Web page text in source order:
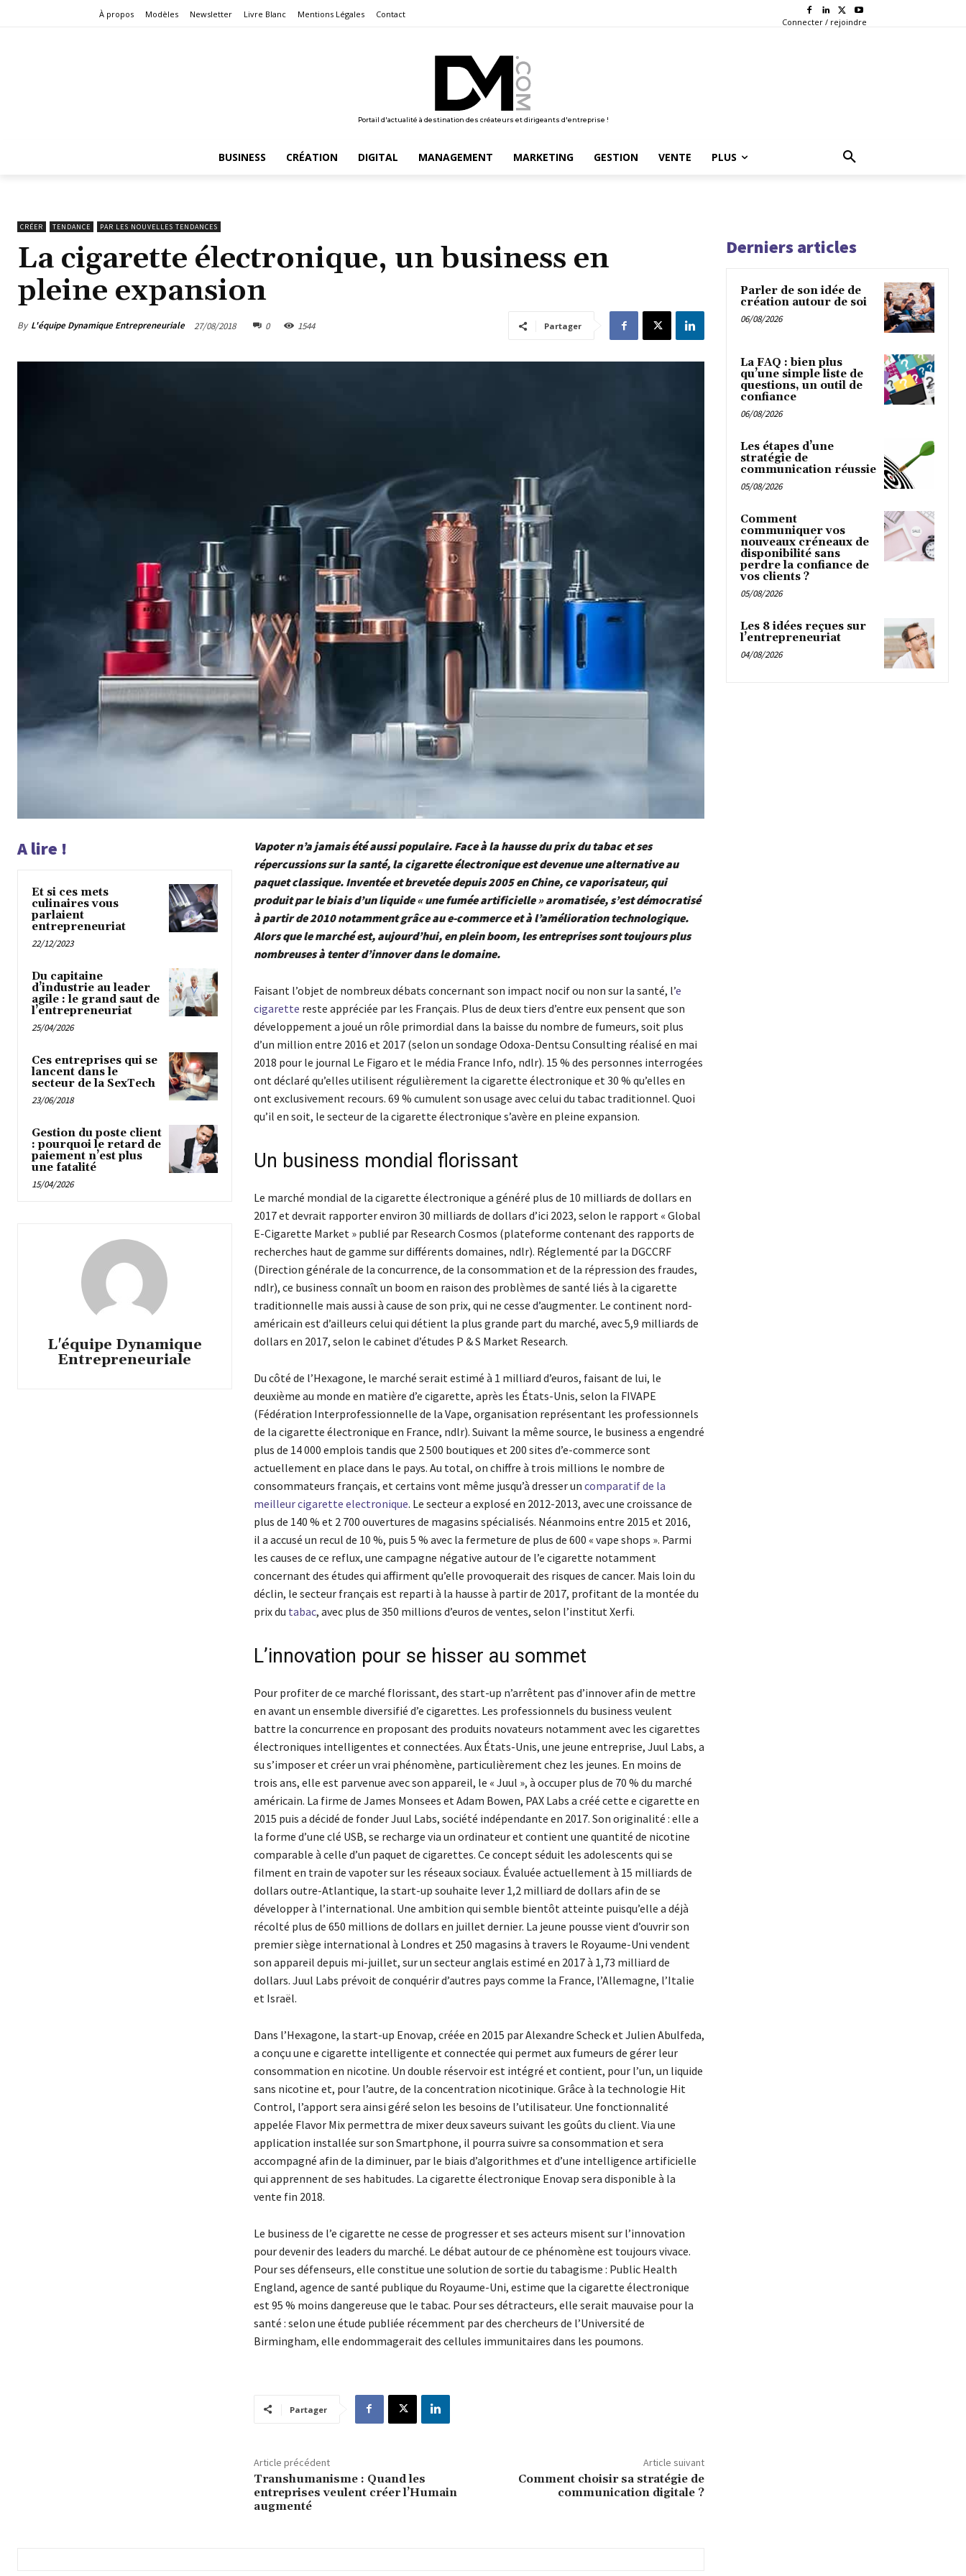
À propos Modèles Newsletter Livre Blanc Mentions Légales Contact
Connecter / rejoindre
Portail d'actualité à destination des créateurs et dirigeants d'entreprise !
BUSINESS CRÉATION DIGITAL MANAGEMENT MARKETING GESTION VENTE PLUS
CRÉER TENDANCE PAR LES NOUVELLES TENDANCES
La cigarette électronique, un business en
pleine expansion
By L'équipe Dynamique Entrepreneuriale 27/08/2018 0 1544 Partager
A lire !
Et si ces mets
culinaires vous
parlaient
entrepreneuriat
22/12/2023
Du capitaine
d’industrie au leader
agile : le grand saut de
l’entrepreneuriat
25/04/2026
Ces entreprises qui se
lancent dans le
secteur de la SexTech
23/06/2018
Gestion du poste client
: pourquoi le retard de
paiement n’est plus
une fatalité
15/04/2026
L'équipe Dynamique
Entrepreneuriale
Vapoter n’a jamais été aussi populaire. Face à la hausse du prix du tabac et ses
répercussions sur la santé, la cigarette électronique est devenue une alternative au
paquet classique. Inventée et brevetée depuis 2005 en Chine, ce vaporisateur, qui
produit par le biais d’un liquide « une fumée artificielle » aromatisée, s’est démocratisé
à partir de 2010 notamment grâce au e-commerce et à l’amélioration technologique.
Alors que le marché est, aujourd’hui, en plein boom, les entreprises sont toujours plus
nombreuses à tenter d’innover dans le domaine.
Faisant l’objet de nombreux débats concernant son impact nocif ou non sur la santé, l’e
cigarette reste appréciée par les Français. Plus de deux tiers d’entre eux pensent que son
développement a joué un rôle primordial dans la baisse du nombre de fumeurs, soit plus
d’un million entre 2016 et 2017 (selon un sondage Odoxa-Dentsu Consulting réalisé en mai
2018 pour le journal Le Figaro et le média France Info, ndlr). 15 % des personnes interrogées
ont déclaré qu’elles utilisent régulièrement la cigarette électronique et 30 % qu’elles en
ont exclusivement recours. 69 % cumulent son usage avec celui du tabac traditionnel. Quoi
qu’il en soit, le secteur de la cigarette électronique s’avère en pleine expansion.
Un business mondial florissant
Le marché mondial de la cigarette électronique a généré plus de 10 milliards de dollars en
2017 et devrait rapporter environ 30 milliards de dollars d’ici 2023, selon le rapport « Global
E-Cigarette Market » publié par Research Cosmos (plateforme contenant des rapports de
recherches haut de gamme sur différents domaines, ndlr). Réglementé par la DGCCRF
(Direction générale de la concurrence, de la consommation et de la répression des fraudes,
ndlr), ce business connaît un boom en raison des problèmes de santé liés à la cigarette
traditionnelle mais aussi à cause de son prix, qui ne cesse d’augmenter. Le continent nord-
américain est d’ailleurs celui qui détient la plus grande part du marché, avec 5,9 milliards de
dollars en 2017, selon le cabinet d’études P & S Market Research.
Du côté de l’Hexagone, le marché serait estimé à 1 milliard d’euros, faisant de lui, le
deuxième au monde en matière d’e cigarette, après les États-Unis, selon la FIVAPE
(Fédération Interprofessionnelle de la Vape, organisation représentant les professionnels
de la cigarette électronique en France, ndlr). Suivant la même source, le business a engendré
plus de 14 000 emplois tandis que 2 500 boutiques et 200 sites d’e-commerce sont
actuellement en place dans le pays. Au total, on chiffre à trois millions le nombre de
consommateurs français, et certains vont même jusqu’à dresser un comparatif de la
meilleur cigarette electronique. Le secteur a explosé en 2012-2013, avec une croissance de
plus de 140 % et 2 700 ouvertures de magasins spécialisés. Néanmoins entre 2015 et 2016,
il a accusé un recul de 10 %, puis 5 % avec la fermeture de plus de 600 « vape shops ». Parmi
les causes de ce reflux, une campagne négative autour de l’e cigarette notamment
concernant des études qui affirment qu’elle provoquerait des risques de cancer. Mais loin du
déclin, le secteur français est reparti à la hausse à partir de 2017, profitant de la montée du
prix du tabac, avec plus de 350 millions d’euros de ventes, selon l’institut Xerfi.
L’innovation pour se hisser au sommet
Pour profiter de ce marché florissant, des start-up n’arrêtent pas d’innover afin de mettre
en avant un ensemble diversifié d’e cigarettes. Les professionnels du business veulent
battre la concurrence en proposant des produits novateurs notamment avec les cigarettes
électroniques intelligentes et connectées. Aux États-Unis, une jeune entreprise, Juul Labs, a
su s’imposer et créer un vrai phénomène, particulièrement chez les jeunes. En moins de
trois ans, elle est parvenue avec son appareil, le « Juul », à occuper plus de 70 % du marché
américain. La firme de James Monsees et Adam Bowen, PAX Labs a créé cette e cigarette en
2015 puis a décidé de fonder Juul Labs, société indépendante en 2017. Son originalité : elle a
la forme d’une clé USB, se recharge via un ordinateur et contient une quantité de nicotine
comparable à celle d’un paquet de cigarettes. Ce concept séduit les adolescents qui se
filment en train de vapoter sur les réseaux sociaux. Évaluée actuellement à 15 milliards de
dollars outre-Atlantique, la start-up souhaite lever 1,2 milliard de dollars afin de se
développer à l’international. Une ambition qui semble bientôt atteinte puisqu’elle a déjà
récolté plus de 650 millions de dollars en juillet dernier. La jeune pousse vient d’ouvrir son
premier siège international à Londres et 250 magasins à travers le Royaume-Uni vendent
son appareil depuis mi-juillet, sur un secteur anglais estimé en 2017 à 1,73 milliard de
dollars. Juul Labs prévoit de conquérir d’autres pays comme la France, l’Allemagne, l’Italie
et Israël.
Dans l’Hexagone, la start-up Enovap, créée en 2015 par Alexandre Scheck et Julien Abulfeda,
a conçu une e cigarette intelligente et connectée qui permet aux fumeurs de gérer leur
consommation en nicotine. Un double réservoir est intégré et contient, pour l’un, un liquide
sans nicotine et, pour l’autre, de la concentration nicotinique. Grâce à la technologie Hit
Control, l’apport sera ainsi géré selon les besoins de l’utilisateur. Une fonctionnalité
appelée Flavor Mix permettra de mixer deux saveurs suivant les goûts du client. Via une
application installée sur son Smartphone, il pourra suivre sa consommation et sera
accompagné afin de la diminuer, par le biais d’algorithmes et d’une intelligence artificielle
qui apprennent de ses habitudes. La cigarette électronique Enovap sera disponible à la
vente fin 2018.
Le business de l’e cigarette ne cesse de progresser et ses acteurs misent sur l’innovation
pour devenir des leaders du marché. Le débat autour de ce phénomène est toujours vivace.
Pour ses défenseurs, elle constitue une solution de sortie du tabagisme : Public Health
England, agence de santé publique du Royaume-Uni, estime que la cigarette électronique
est 95 % moins dangereuse que le tabac. Pour ses détracteurs, elle serait mauvaise pour la
santé : selon une étude publiée récemment par des chercheurs de l’Université de
Birmingham, elle endommagerait des cellules immunitaires dans les poumons.
Partager
Article précédent
Transhumanisme : Quand les
entreprises veulent créer l’Humain
augmenté
Article suivant
Comment choisir sa stratégie de
communication digitale ?
Derniers articles
Parler de son idée de
création autour de soi
06/08/2026
La FAQ : bien plus
qu’une simple liste de
questions, un outil de
confiance
06/08/2026
Les étapes d’une
stratégie de
communication réussie
05/08/2026
Comment
communiquer vos
nouveaux créneaux de
disponibilité sans
perdre la confiance de
vos clients ?
05/08/2026
Les 8 idées reçues sur
l’entrepreneuriat
04/08/2026